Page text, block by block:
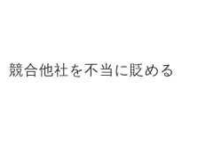
競合他社を不当に貶める